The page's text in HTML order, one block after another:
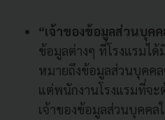
“เจ้าของข้อมูลส่วนบุคค
ข้อมูลต่างๆ ที่โรงแรมไ
หมายถึงข้อมูลส่วนบุคคล
แต่พนักงานโรงแรมที่จ
เจ้าของข้อมูลส่วนบุคค